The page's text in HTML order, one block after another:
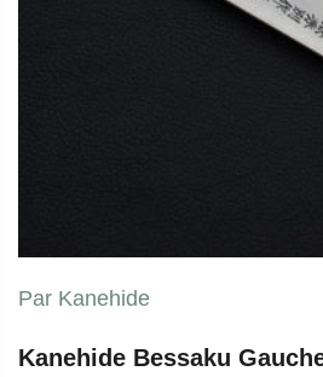
Par Kanehide
Kanehide Bessaku